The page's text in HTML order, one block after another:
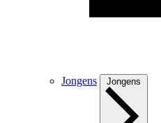
Jongens Jongens